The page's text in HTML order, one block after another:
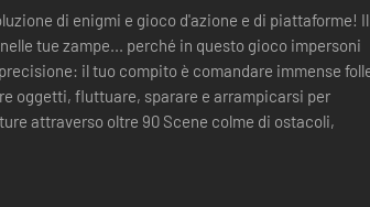
di enigmi e gioco d'azione e di piattaforme! Il
tue zampe... perché in questo gioco impersoni
oggetti, fluttuare, sparare e arrampicarsi per
attraverso oltre 90 Scene colme di ostacoli,